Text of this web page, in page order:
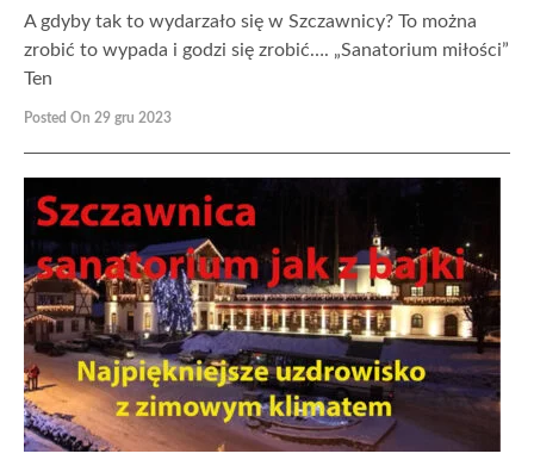
A gdyby tak to wydarzało się w Szczawnicy? To można
zrobić to wypada i godzi się zrobić…. „Sanatorium miłości”
Ten
Posted On 29 gru 2023